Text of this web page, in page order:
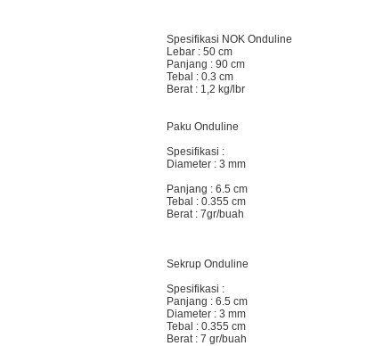
Spesifikasi NOK Onduline
Lebar : 50 cm
Panjang : 90 cm
Tebal : 0.3 cm
Berat : 1,2 kg/lbr
Paku Onduline
Spesifikasi :
Diameter : 3 mm
Panjang : 6.5 cm
Tebal : 0.355 cm
Berat : 7gr/buah
Sekrup Onduline
Spesifikasi :
Panjang : 6.5 cm
Diameter : 3 mm
Tebal : 0.355 cm
Berat : 7 gr/buah